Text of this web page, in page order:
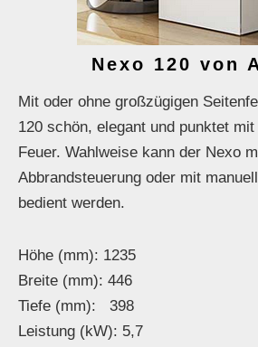
Nexo 120 von
Mit oder ohne großzügigen
120 schön, elegant und punktet
Feuer. Wahlweise kann der Nexo
Abbrandsteuerung oder mit
bedient werden.
Höhe (mm): 1235
Breite (mm): 446
Tiefe (mm): 398
Leistung (kW): 5,7